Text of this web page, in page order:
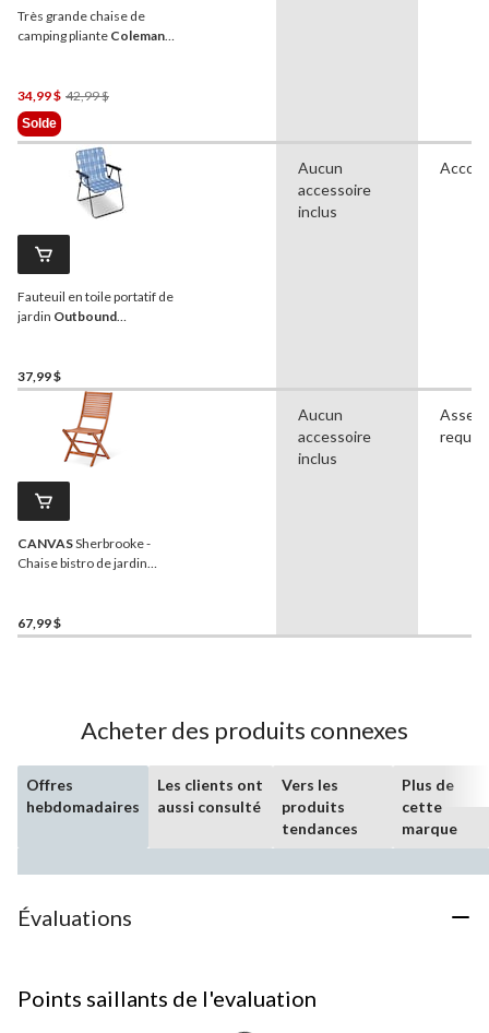
Très grande chaise de
camping pliante Coleman
couleurs
34,99 $ 42,99 $Prix
42,99 $
Solde
Fauteuil en toile portatif de
jardin Outbound
37,99 $
Aucun
accessoire
inclus
CANVASSherbrooke -
Chaise bistro de jardin
67,99 $
Aucun
accessoire
inclus
requis,
Acheter des produits connexes
Offres
hebdomadaires
Les clients ont
aussi consulté
Vers les
produits
tendances
Plus de
cette
marque
Évaluations
Points saillants de l'evaluation